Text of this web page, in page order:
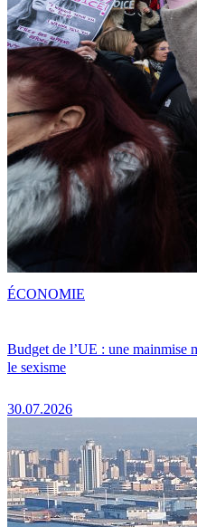
Budget de l’UE : une mainmise
le sexisme
30.07.2026
ÉCONOMIE